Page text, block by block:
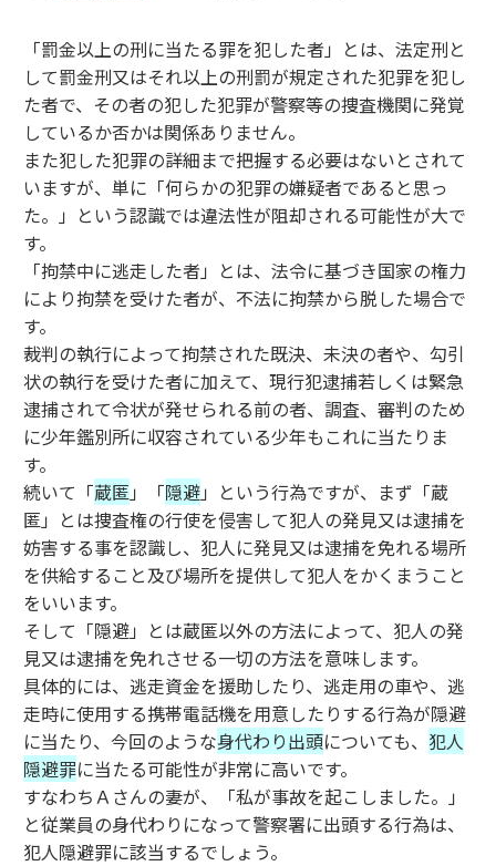
「罰金以上の刑に当たる罪を犯した者」とは、法定刑と
して罰金刑又はそれ以上の刑罰が規定された犯罪を犯し
た者で、その者の犯した犯罪が警察等の捜査機関に発覚
しているか否かは関係ありません。
また犯した犯罪の詳細まで把握する必要はないとされて
いますが、単に「何らかの犯罪の嫌疑者であると思っ
た。」という認識では違法性が阻却される可能性が大で
す。
「拘禁中に逃走した者」とは、法令に基づき国家の権力
により拘禁を受けた者が、不法に拘禁から脱した場合で
す。
裁判の執行によって拘禁された既決、未決の者や、勾引
状の執行を受けた者に加えて、現行犯逮捕若しくは緊急
逮捕されて令状が発せられる前の者、調査、審判のため
に少年鑑別所に収容されている少年もこれに当たりま
す。
続いて「蔵匿」「隠避」という行為ですが、まず「蔵
匿」とは捜査権の行使を侵害して犯人の発見又は逮捕を
妨害する事を認識し、犯人に発見又は逮捕を免れる場所
を供給すること及び場所を提供して犯人をかくまうこと
をいいます。
そして「隠避」とは蔵匿以外の方法によって、犯人の発
見又は逮捕を免れさせる一切の方法を意味します。
具体的には、逃走資金を援助したり、逃走用の車や、逃
走時に使用する携帯電話機を用意したりする行為が隠避
に当たり、今回のような身代わり出頭についても、 犯人
隠避罪に当たる可能性が非常に高いです。
すなわちＡさんの妻が、「私が事故を起こしました。」
と従業員の身代わりになって警察署に出頭する行為は、
犯人隠避罪に該当するでしょう。